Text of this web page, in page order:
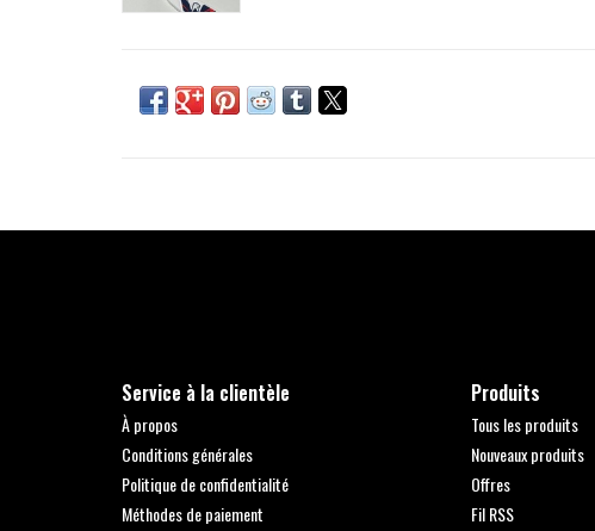
Service à la clientèle
À propos
Conditions générales
Politique de confidentialité
Méthodes de paiement
Produits
Tous les produits
Nouveaux produits
Offres
Fil RSS